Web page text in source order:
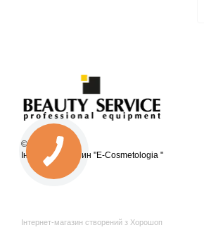
© 2005—2026
Інтернет-магазин "E-Cosmetologia "
Інтернет-магазин створений з Хорошоп